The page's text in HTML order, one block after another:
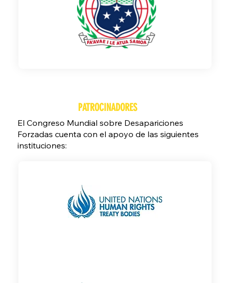
PATROCINADORES
El Congreso Mundial sobre Desapariciones
Forzadas cuenta con el apoyo de las siguientes
instituciones: